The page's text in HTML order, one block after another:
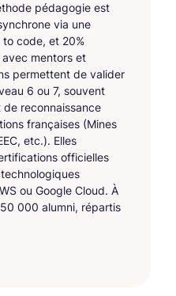
pédagogie est
via une
code, et 20%
mentors et
permettent de valider
6 ou 7, souvent
reconnaissance
françaises (Mines
etc.). Elles
officielles
ou Google Cloud. À
000 alumni, répartis